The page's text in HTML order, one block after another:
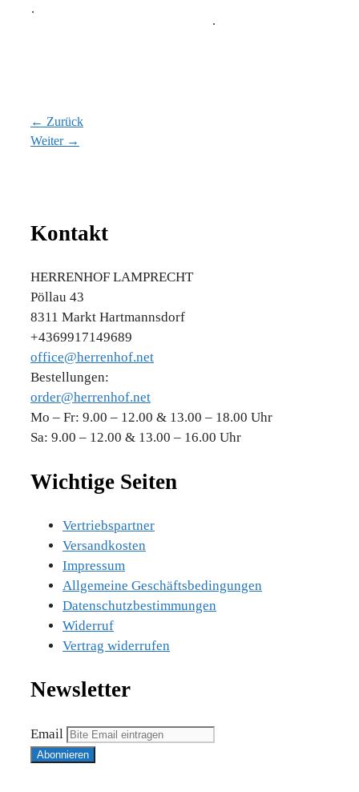
.
.
← Zurück
Weiter →
Kontakt
HERRENHOF LAMPRECHT
Pöllau 43
8311 Markt Hartmannsdorf
+4369917149689
office@herrenhof.net
Bestellungen:
order@herrenhof.net
Mo – Fr: 9.00 – 12.00 & 13.00 – 18.00 Uhr
Sa: 9.00 – 12.00 & 13.00 – 16.00 Uhr
Wichtige Seiten
Vertriebspartner
Versandkosten
Impressum
Allgemeine Geschäftsbedingungen
Datenschutzbestimmungen
Widerruf
Vertrag widerrufen
Newsletter
Email